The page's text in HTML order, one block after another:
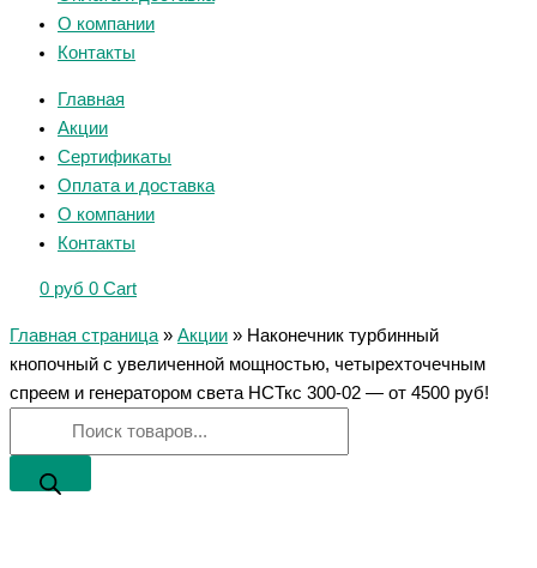
О компании
Контакты
Главная
Акции
Сертификаты
Оплата и доставка
О компании
Контакты
0 руб 0 Cart
Главная страница » Акции » Наконечник турбинный
кнопочный с увеличенной мощностью, четырехточечным
спреем и генератором света НСТкс 300-02 — от 4500 руб!